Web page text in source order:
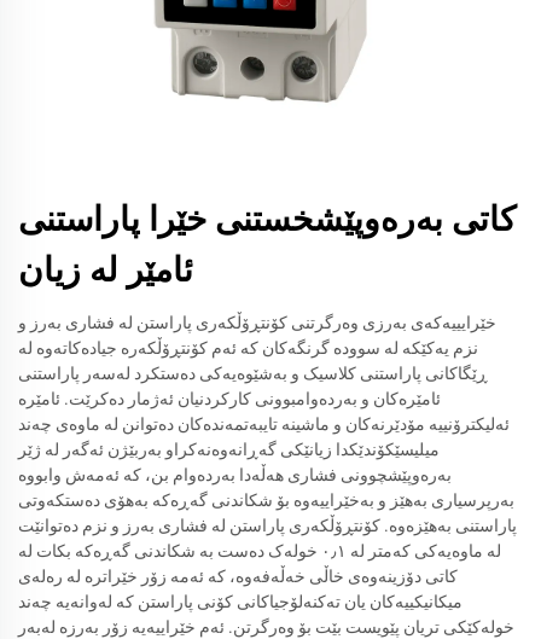
کاتی بەرەوپێشخستنی خێرا پاراستنی
ئامێر لە زیان
خێرایییەکەی بەرزی وەرگرتنی کۆنتڕۆڵکەری پاراستن لە فشاری بەرز و
نزم یەکێکە لە سوودە گرنگەکان کە ئەم کۆنتڕۆڵکەرە جیادەکاتەوە لە
ڕێگاکانی پاراستنی کلاسیک و بەشێوەیەکی دەستکرد لەسەر پاراستنی
ئامێرەکان و بەردەوامبوونی کارکردنیان ئەژمار دەکرێت. ئامێرە
ئەلیکترۆنییە مۆدێرنەکان و ماشینە تایبەتمەندەکان دەتوانن لە ماوەی چەند
میلیسێکۆندێکدا زیانێکی گەڕانەوەنەکراو بەربێژن ئەگەر لە ژێر
بەرەوپێشچوونی فشاری هەڵەدا بەردەوام بن، کە ئەمەش وابووە
بەرپرسیاری بەهێز و بەخێراییەوە بۆ شکاندنی گەڕەکە بەهۆی دەستکەوتی
پاراستنی بەهێزەوە. کۆنتڕۆڵکەری پاراستن لە فشاری بەرز و نزم دەتوانێت
لە ماوەیەکی کەمتر لە ٠٫١ خولەک دەست بە شکاندنی گەڕەکە بکات لە
کاتی دۆزینەوەی خاڵی خەڵەفەوە، کە ئەمە زۆر خێراترە لە رەلەی
میکانیکییەکان یان تەکنەلۆجیاکانی کۆنی پاراستن کە لەوانەیە چەند
خولەکێکی تریان پێویست بێت بۆ وەرگرتن. ئەم خێراییەیە زۆر بەرزە لەبەر